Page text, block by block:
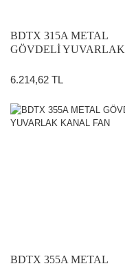
BDTX 315A METAL
GÖVDELİ YUVARLAK
6.214,62 TL
BDTX 355A METAL